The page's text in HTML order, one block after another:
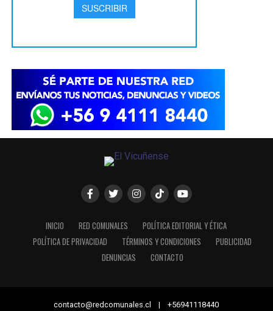
INICIO RED COMUNALES
POLÍTICA EDITORIAL Y ÉTICA
POLÍTICA DE PRIVACIDAD
TÉRMINOS Y CONDICIONES
PUBLICIDAD
DENUNCIAS
CONTACTO
contacto@redcomunales.cl | +56941118440